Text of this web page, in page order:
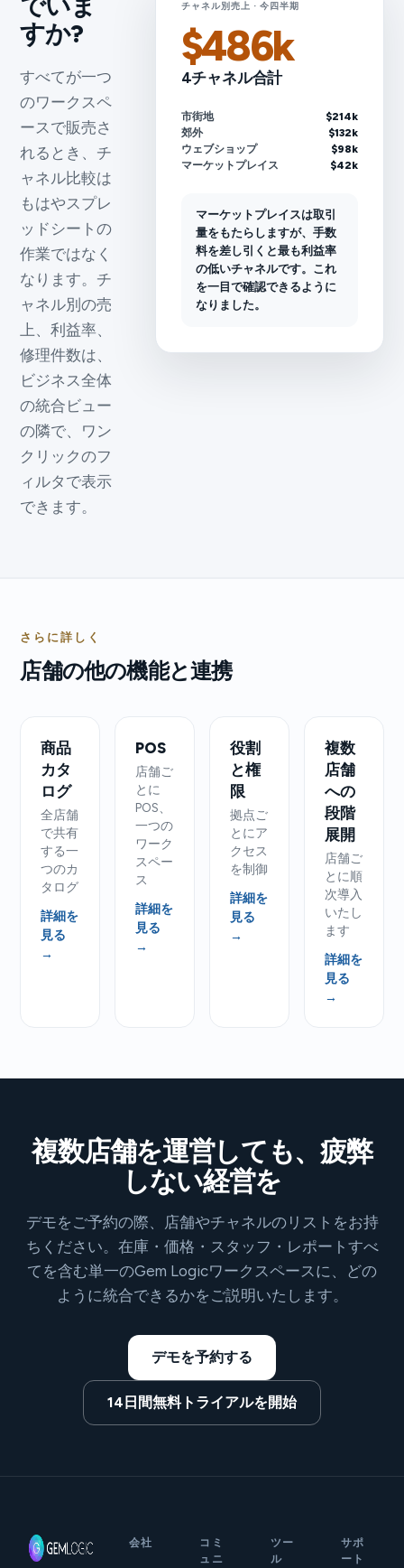
すか?
すべてが一つ
のワークスペ
ースで販売さ
れるとき、チ
ャネル比較は
もはやスプレ
ッドシートの
作業ではなく
なります。チ
ャネル別の売
上、利益率、
修理件数は、
ビジネス全体
の統合ビュー
の隣で、ワン
クリックのフ
ィルタで表示
できます。
チャネル別売上 · 今四半期
$486k
4チャネル合計
市街地
$214k
郊外
$132k
ウェブショップ
$98k
マーケットプレイス
$42k
マーケットプレイスは取引
量をもたらしますが、手数
料を差し引くと最も利益率
の低いチャネルです。これ
を一目で確認できるように
なりました。
さらに詳しく
店舗の他の機能と連携
商品
カタ
ログ
全店舗
で共有
する一
つのカ
タログ
詳細を
見る
→
POS
店舗ご
とに
POS、
一つの
ワーク
スペー
ス
詳細を
見る
→
役割
と権
限
拠点ご
とにア
クセス
を制御
詳細を
見る
→
複数
店舗
への
段階
展開
店舗ご
とに順
次導入
いたし
ます
詳細を
見る
→
複数店舗を運営しても、疲弊
しない経営を
デモをご予約の際、店舗やチャネルのリストをお持
ちください。在庫・価格・スタッフ・レポートすべ
てを含む単一のGem Logicワークスペースに、どの
ように統合できるかをご説明いたします。
デモを予約する
14日間無料トライアルを開始
会社
コミ
ュニ
ツー
ル
サポ
ート